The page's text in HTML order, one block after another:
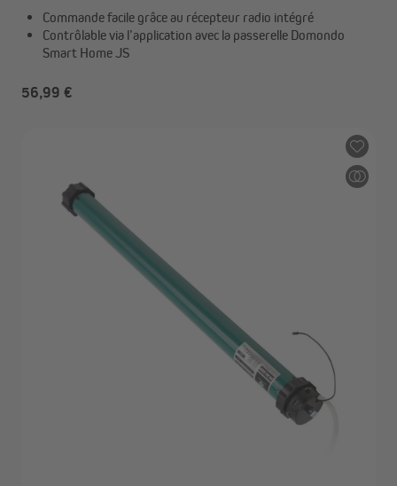
Commande facile grâce au récepteur radio intégré
Contrôlable via l’application avec la passerelle Domondo
Smart Home JS
56,99 €